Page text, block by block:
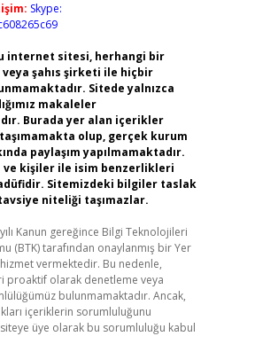
Skype:
internet sitesi, herhangi bir
şahıs şirketi ile hiçbir
Sitede yalnızca
makaleler
Burada yer alan içerikler
olup, gerçek kurum
paylaşım yapılmamaktadır.
ve kişiler ile isim benzerlikleri
Sitemizdeki bilgiler taslak
niteliği taşımazlar.
Kanun gereğince Bilgi Teknolojileri
(BTK) tarafından onaylanmış bir Yer
hizmet vermektedir. Bu nedenle,
proaktif olarak denetleme veya
bulunmamaktadır. Ancak,
içeriklerin sorumluluğunu
üye olarak bu sorumluluğu kabul